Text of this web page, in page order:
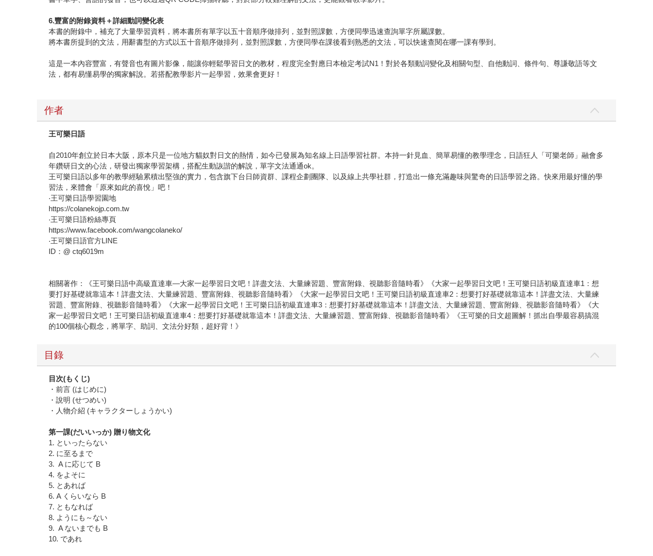
6.豐富的附錄資料＋詳細動詞變化表
本書的附錄中，補充了大量學習資料，將本書所有單字以五十音順序做排列，並對照課數，方便同學迅速查詢單字所屬課數。
將本書所提到的文法，用辭書型的方式以五十音順序做排列，並對照課數，方便同學在課後看到熟悉的文法，可以快速查閱在哪一課有學到。
這是一本內容豐富，有聲音也有圖片影像，能讓你輕鬆學習日文的教材，程度完全對應日本檢定考試N1！對於各類動詞變化及相關句型、自他動詞、條件句、尊謙敬語等文
法，都有易懂易學的獨家解說。若搭配教學影片一起學習，效果會更好！
作者
王可樂日語
自2010年創立於日本大阪，原本只是一位地方貓奴對日文的熱情，如今已發展為知名線上日語學習社群。本持一針見血、簡單易懂的教學理念，日語狂人「可樂老師」融會多
年鑽研日文的心法，研發出獨家學習架構，搭配生動詼諧的解說，單字文法通通ok。
王可樂日語以多年的教學經驗累積出堅強的實力，包含旗下台日師資群、課程企劃團隊、以及線上共學社群，打造出一條充滿趣味與驚奇的日語學習之路。快來用最好懂的學
習法，來體會「原來如此的喜悅」吧！
‧王可樂日語學習園地
https://colanekojp.com.tw
‧王可樂日語粉絲專頁
https://www.facebook.com/wangcolaneko/
‧王可樂日語官方LINE
ID：@ ctq6019m
相關著作：《王可樂日語中高級直達車—大家一起學習日文吧！詳盡文法、大量練習題、豐富附錄、視聽影音隨時看》《大家一起學習日文吧！王可樂日語初級直達車1：想
要打好基礎就靠這本！詳盡文法、大量練習題、豐富附錄、視聽影音隨時看》《大家一起學習日文吧！王可樂日語初級直達車2：想要打好基礎就靠這本！詳盡文法、大量練
習題、豐富附錄、視聽影音隨時看》《大家一起學習日文吧！王可樂日語初級直達車3：想要打好基礎就靠這本！詳盡文法、大量練習題、豐富附錄、視聽影音隨時看》《大
家一起學習日文吧！王可樂日語初級直達車4：想要打好基礎就靠這本！詳盡文法、大量練習題、豐富附錄、視聽影音隨時看》《王可樂的日文超圖解！抓出自學最容易搞混
的100個核心觀念，將單字、助詞、文法分好類，超好背！》
目錄
目次(もくじ)
・前言 (はじめに)
・說明 (せつめい)
・人物介紹 (キャラクターしょうかい)
第一課(だいいっか) 贈り物文化
1. といったらない
2. に至るまで
3. A に応じて B
4. をよそに
5. とあれば
6. A くらいなら B
7. ともなれば
8. ようにも～ない
9. A ないまでも B
10. であれ